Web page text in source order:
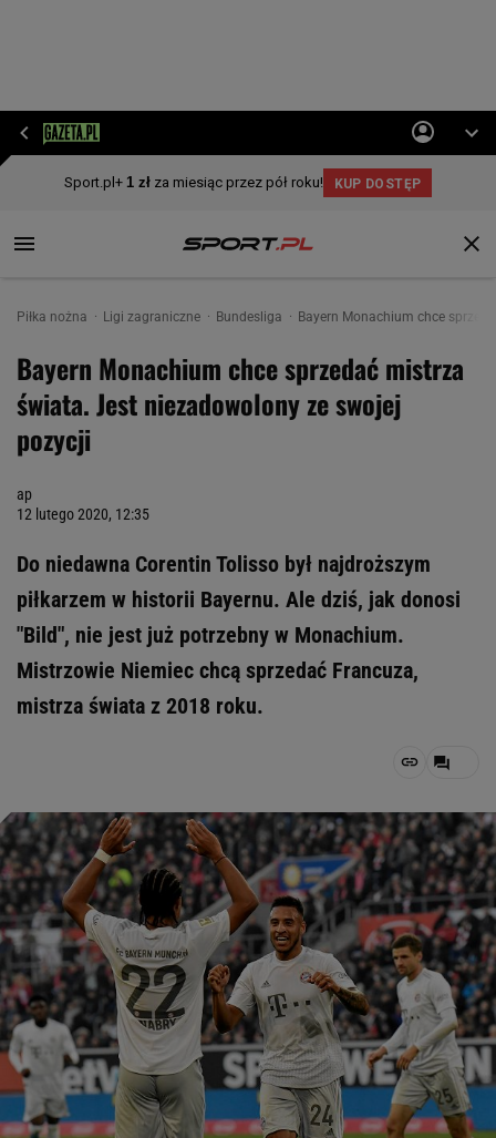
Piłka nożna Ligi zagraniczne Bundesliga Bayern Monachium chce
Bayern Monachium chce sprzedać mistrza
świata. Jest niezadowolony ze swojej
pozycji
ap
12 lutego 2020, 12:35
Do niedawna Corentin Tolisso był najdroższym
piłkarzem w historii Bayernu. Ale dziś, jak donosi
"Bild", nie jest już potrzebny w Monachium.
Mistrzowie Niemiec chcą sprzedać Francuza,
mistrza świata z 2018 roku.